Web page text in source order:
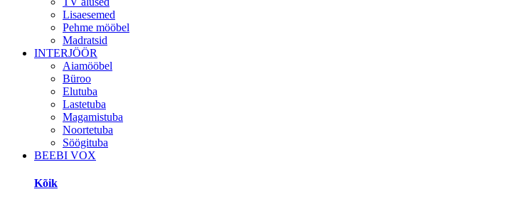
Lisaesemed
Pehme mööbel
Madratsid
INTERJÖÖR
Aiamööbel
Büroo
Elutuba
Lastetuba
Magamistuba
Noortetuba
Söögituba
BEEBI VOX
Kõik